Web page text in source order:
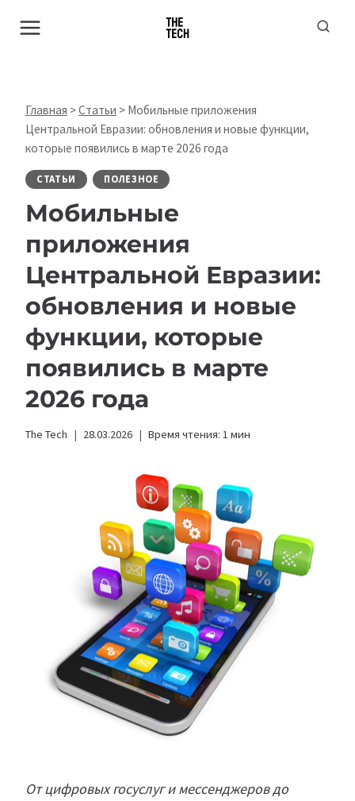
Главная >Статьи > Мобильные приложения
Центральной Евразии: обновления и новые функции,
которые появились в марте 2026 года
СТАТЬИ ПОЛЕЗНОЕ
Мобильные
приложения
Центральной Евразии:
обновления и новые
функции, которые
появились в марте
2026 года
The Tech 28.03.2026 Время чтения: 1 мин
От цифровых госуслуг и мессенджеров до